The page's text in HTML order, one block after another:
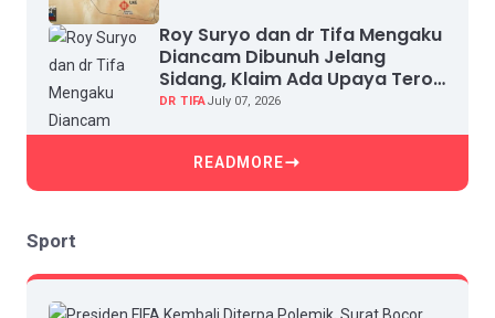
Roy Suryo dan dr Tifa Mengaku
Diancam Dibunuh Jelang
Sidang, Klaim Ada Upaya Teror
dan Intimidasi
DR TIFAJuly 07, 2026
READMORE
Sport